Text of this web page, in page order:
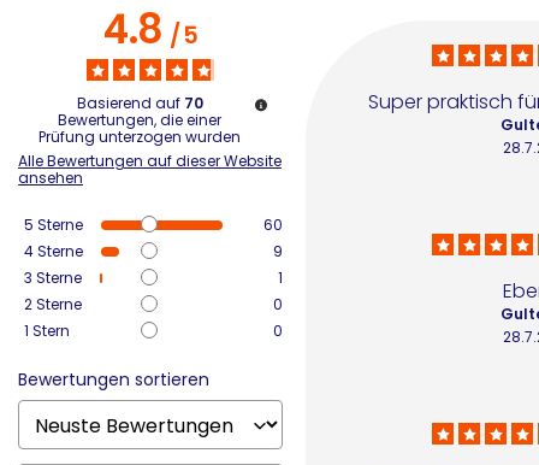
4.8/5
Basierend auf 70
Bewertungen, die einer
Prüfung unterzogen wurden
Alle Bewertungen auf dieser Website
ansehen
5 Sterne
60
4Sterne
9
3 Sterne
1
2Sterne
0
1 Stern 0
Bewertungen sortieren
Super praktisch